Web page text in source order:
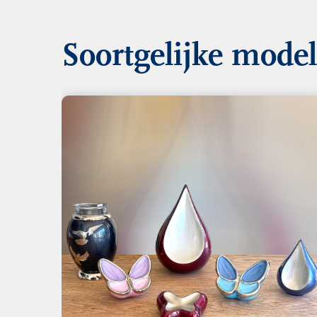
Soortgelijke